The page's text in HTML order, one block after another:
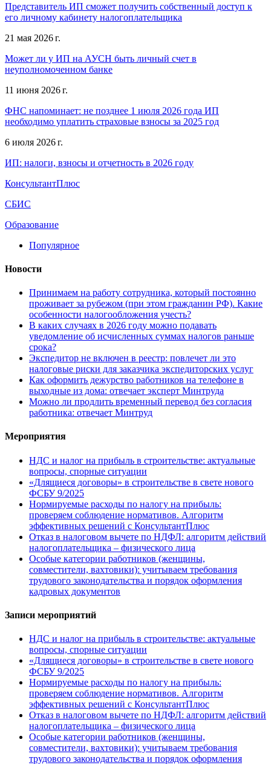
Представитель ИП сможет получить собственный доступ к
его личному кабинету налогоплательщика
21 мая 2026 г.
Может ли у ИП на АУСН быть личный счет в
неуполномоченном банке
11 июня 2026 г.
ФНС напоминает: не позднее 1 июля 2026 года ИП
необходимо уплатить страховые взносы за 2025 год
6 июля 2026 г.
ИП: налоги, взносы и отчетность в 2026 году
КонсультантПлюс
СБИС
Образование
Популярное
Новости
Принимаем на работу сотрудника, который постоянно
проживает за рубежом (при этом гражданин РФ). Какие
особенности налогообложения учесть?
В каких случаях в 2026 году можно подавать
уведомление об исчисленных суммах налогов раньше
срока?
Экспедитор не включен в реестр: повлечет ли это
налоговые риски для заказчика экспедиторских услуг
Как оформить дежурство работников на телефоне в
выходные из дома: отвечает эксперт Минтруда
Можно ли продлить временный перевод без согласия
работника: отвечает Минтруд
Мероприятия
НДС и налог на прибыль в строительстве: актуальные
вопросы, спорные ситуации
«Длящиеся договоры» в строительстве в свете нового
ФСБУ 9/2025
Нормируемые расходы по налогу на прибыль:
проверяем соблюдение нормативов. Алгоритм
эффективных решений с КонсультантПлюс
Отказ в налоговом вычете по НДФЛ: алгоритм действий
налогоплательщика – физического лица
Особые категории работников (женщины,
совместители, вахтовики): учитываем требования
трудового законодательства и порядок оформления
кадровых документов
Записи мероприятий
НДС и налог на прибыль в строительстве: актуальные
вопросы, спорные ситуации
«Длящиеся договоры» в строительстве в свете нового
ФСБУ 9/2025
Нормируемые расходы по налогу на прибыль:
проверяем соблюдение нормативов. Алгоритм
эффективных решений с КонсультантПлюс
Отказ в налоговом вычете по НДФЛ: алгоритм действий
налогоплательщика – физического лица
Особые категории работников (женщины,
совместители, вахтовики): учитываем требования
трудового законодательства и порядок оформления